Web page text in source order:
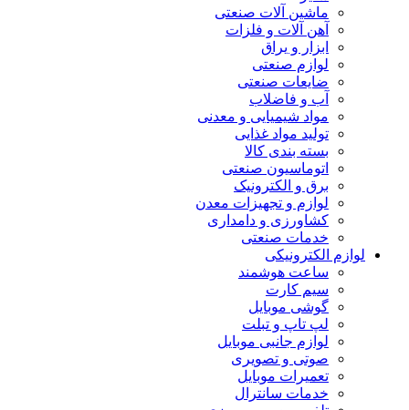
ماشین آلات صنعتی
آهن آلات و فلزات
ابزار و یراق
لوازم صنعتی
ضایعات صنعتی
آب و فاضلاب
مواد شیمیایی و معدنی
تولید مواد غذایی
بسته بندی کالا
اتوماسیون صنعتی
برق و الکترونیک
لوازم و تجهیزات معدن
کشاورزی و دامداری
خدمات صنعتی
لوازم الکترونیکی
ساعت هوشمند
سیم کارت
گوشی موبایل
لپ تاپ و تبلت
لوازم جانبی موبایل
صوتی و تصویری
تعمیرات موبایل
خدمات سانترال